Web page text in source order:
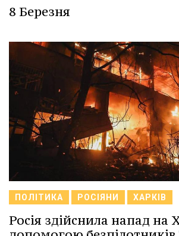
8 Березня
ПОЛІТИКА РОСІЯНИ ХАРКІВ
Росія здійснила напад на